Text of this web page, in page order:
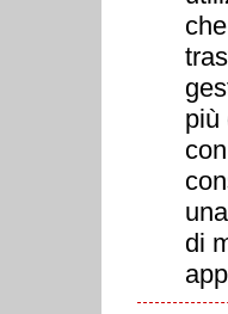
più
di